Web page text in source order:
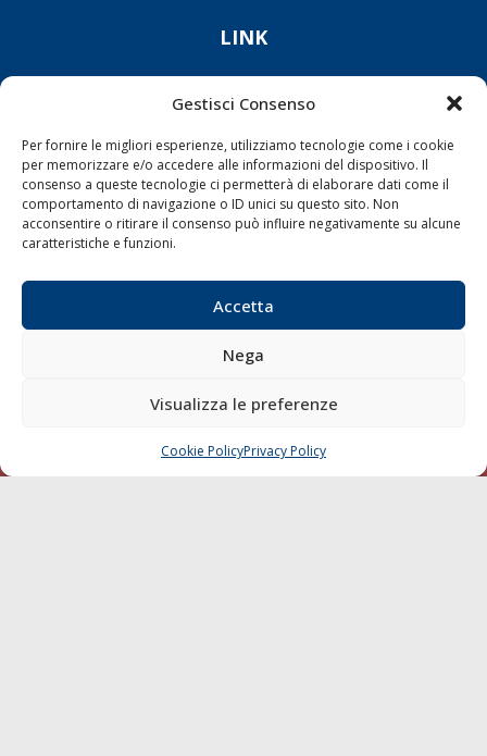
Gestisci Consenso
Per fornire le migliori esperienze, utilizziamo tecnologie come i cookie
per memorizzare e/o accedere alle informazioni del dispositivo. Il
consenso a queste tecnologie ci permetterà di elaborare dati come il
comportamento di navigazione o ID unici su questo sito. Non
acconsentire o ritirare il consenso può influire negativamente su alcune
caratteristiche e funzioni.
Accetta
Nega
Visualizza le preferenze
Cookie PolicyPrivacy Policy
LINK
Trasporti
Varie
Sostenibilità
Compagnie di Navigazione
Blue economy
Diporto
Chi siamo
SEGUI
CHIAMA SCRIVI